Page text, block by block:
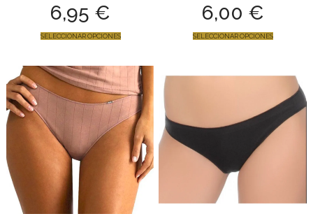
6,95 €
SELECCIONAR OPCIONES
6,00 €
SELECCIONAR OPCIONES